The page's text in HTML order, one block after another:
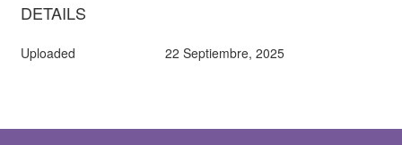
DETAILS
Uploaded 22 Septiembre, 2025